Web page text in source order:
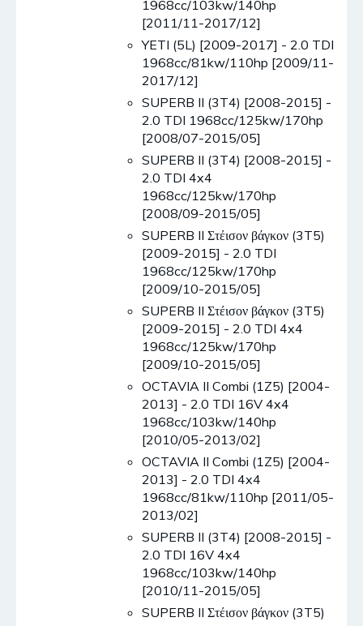
1968cc/103kw/140hp
[2011/11-2017/12]
YETI (5L) [2009-2017] - 2.0 TDI
1968cc/81kw/110hp [2009/11-
2017/12]
SUPERB II (3T4) [2008-2015] -
2.0 TDI 1968cc/125kw/170hp
[2008/07-2015/05]
SUPERB II (3T4) [2008-2015] -
2.0 TDI 4x4
1968cc/125kw/170hp
[2008/09-2015/05]
SUPERB II Στέισον βάγκον (3T5)
[2009-2015] - 2.0 TDI
1968cc/125kw/170hp
[2009/10-2015/05]
SUPERB II Στέισον βάγκον (3T5)
[2009-2015] - 2.0 TDI 4x4
1968cc/125kw/170hp
[2009/10-2015/05]
OCTAVIA II Combi (1Z5) [2004-
2013] - 2.0 TDI 16V 4x4
1968cc/103kw/140hp
[2010/05-2013/02]
OCTAVIA II Combi (1Z5) [2004-
2013] - 2.0 TDI 4x4
1968cc/81kw/110hp [2011/05-
2013/02]
SUPERB II (3T4) [2008-2015] -
2.0 TDI 16V 4x4
1968cc/103kw/140hp
[2010/11-2015/05]
SUPERB II Στέισον βάγκον (3T5)